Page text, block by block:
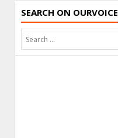
SEARCH ON OURVOICE